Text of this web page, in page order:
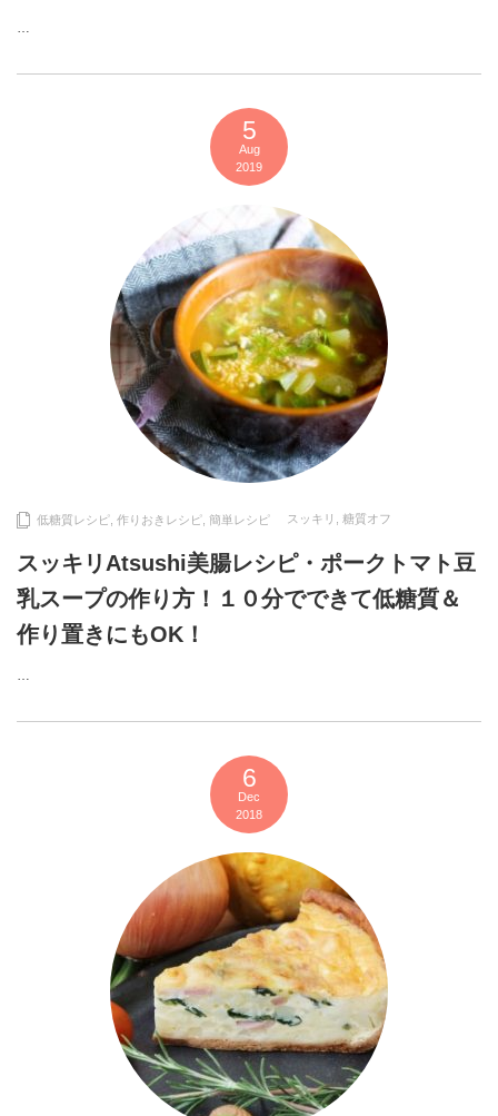
…
5
Aug
2019
低糖質レシピ 作りおきレシピ 簡単レシピ スッキリ 糖質オフ
スッキリAtsushi美腸レシピ・ポークトマト豆
乳スープの作り方！１０分でできて低糖質＆
作り置きにもOK！
…
6
Dec
2018